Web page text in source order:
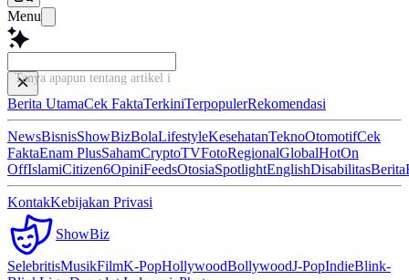
Menu
Tanya apapun tentang artikel ini...
Berita UtamaCek FaktaTerkiniTerpopulerRekomendasi
NewsBisnisShowBizBolaLifestyleKesehatanTeknoOtomotifCek
FaktaEnam PlusSahamCryptoTVFotoRegionalGlobalHotOn
OffIslamiCitizen6OpiniFeedsOtosiaSpotlightEnglishDisabilitasBerita
KontakKebijakan Privasi
ShowBiz
SelebritisMusikFilmK-PopHollywoodBollywoodJ-PopIndieBlink-